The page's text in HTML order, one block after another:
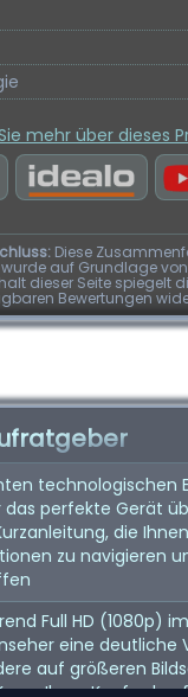
mehr über dieses
Diese
auf Grundlage
dieser Seite spiegelt
Bewertungen
technologischen
perfekte Gerät
die
zu navigieren
Full HD (1080p)
eine deutliche
auf größeren
um Ihren Kauf